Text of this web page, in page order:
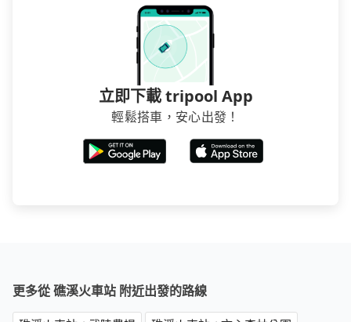
立即下載 tripool App
輕鬆搭車，安心出發！
更多從 礁溪火車站 附近出發的路線